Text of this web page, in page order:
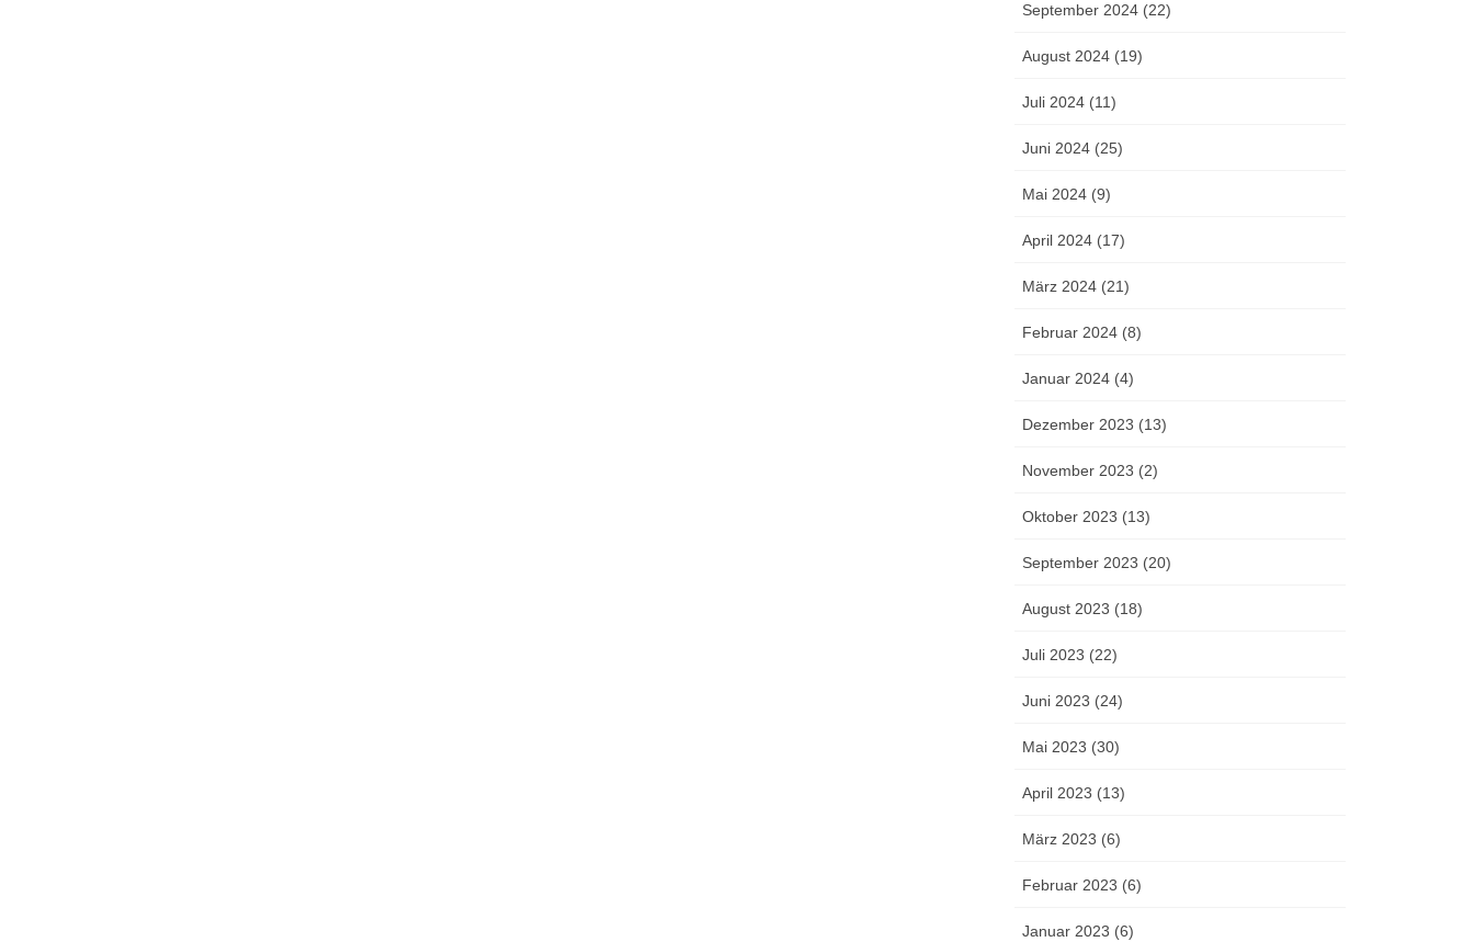
September 2024 (22)
August 2024 (19)
Juli 2024 (11)
Juni 2024 (25)
Mai 2024 (9)
April 2024 (17)
März 2024 (21)
Februar 2024 (8)
Januar 2024 (4)
Dezember 2023 (13)
November 2023 (2)
Oktober 2023 (13)
September 2023 (20)
August 2023 (18)
Juli 2023 (22)
Juni 2023 (24)
Mai 2023 (30)
April 2023 (13)
März 2023 (6)
Februar 2023 (6)
Januar 2023 (6)